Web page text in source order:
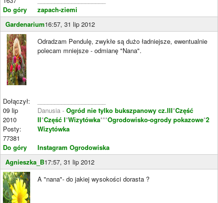
Do góry
zapach-ziemi
Gardenarium16:57, 31 lip 2012
Dołączył:
09 lip
2010
Posty:
77381
Do góry
Odradzam Pendulę, zwykłe są dużo ładniejsze, ewentualnie
polecam mniejsze - odmianę "Nana".
Danusia - Ogród nie tylko bukszpanowy cz.III*Część
II*Część I*Wizytówka***Ogrodowisko-ogrody pokazowe*2
Wizytówka
Instagram Ogrodowiska
Agnieszka_B17:57, 31 lip 2012
A "nana"- do jakiej wysokości dorasta ?